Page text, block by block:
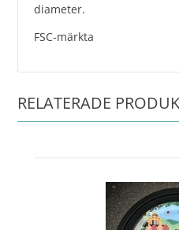
diameter.
FSC-märkta
RELATERADE